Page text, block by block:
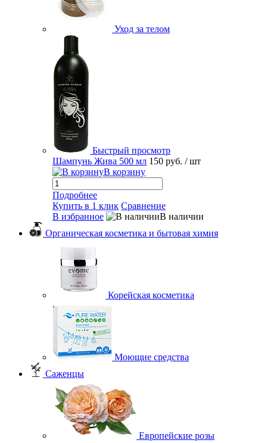
Уход за телом
Быстрый просмотр
Шампунь Жива 500 мл 150 руб. / шт
В корзину
Подробнее
Купить в 1 клик Сравнение
В избранное
В наличии
Органическая косметика и бытовая химия
Корейская косметика
Моющие средства
Саженцы
Европейские розы